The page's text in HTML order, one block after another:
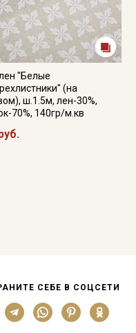
"Белые
(на
ш.1.5м, лен-30%,
70%, 140гр/м.кв
СЕБЕ В СОЦСЕТИ